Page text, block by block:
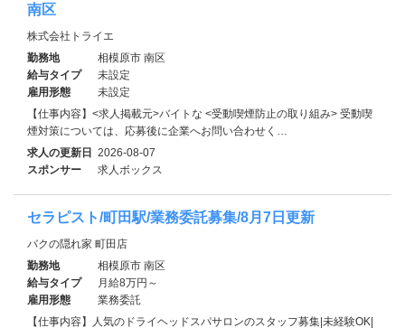
南区
株式会社トライエ
勤務地
相模原市 南区
給与タイプ
未設定
雇用形態
未設定
【仕事内容】<求人掲載元>バイトな <受動喫煙防止の取り組み> 受動喫
煙対策については、応募後に企業へお問い合わせく…
求人の更新日 2026-08-07
スポンサー
求人ボックス
セラピスト/町田駅/業務委託募集/8月7日更新
バクの隠れ家 町田店
勤務地
相模原市 南区
給与タイプ
月給8万円～
雇用形態
業務委託
【仕事内容】人気のドライヘッドスパサロンのスタッフ募集|未経験OK|